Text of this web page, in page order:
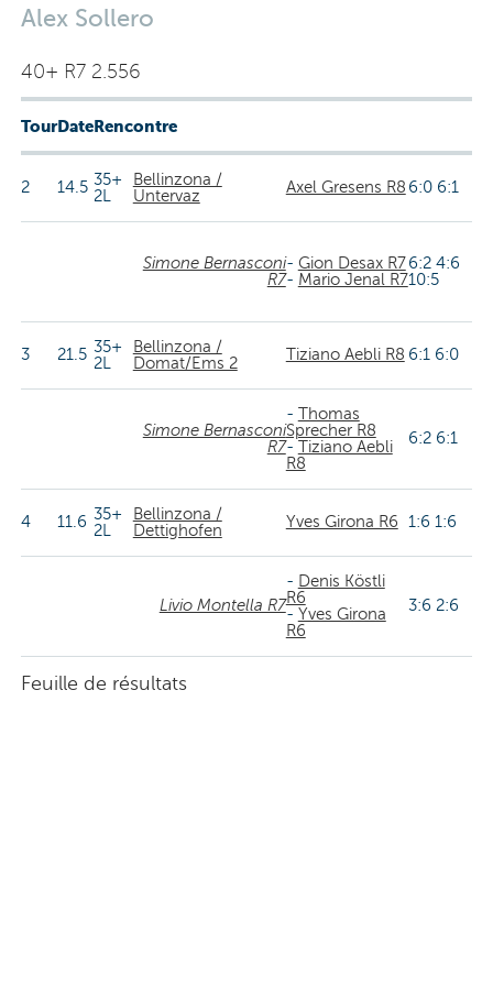
Alex Sollero
40+ R7 2.556
TourDateRencontre
2 14.5 35+
2L
Bellinzona /
Untervaz
Axel Gresens R8 6:0 6:1
Simone Bernasconi
R7
- Gion Desax R7
- Mario Jenal R7
6:2 4:6
10:5
3 21.5 35+
2L
Bellinzona /
Domat/Ems 2
Tiziano Aebli R8 6:1 6:0
Simone Bernasconi
R7
- Thomas
Sprecher R8
- Tiziano Aebli
R8
6:2 6:1
4 11.6 35+
2L
Bellinzona /
Dettighofen
Yves Girona R6 1:6 1:6
Livio Montella R7
- Denis Köstli
R6
- Yves Girona
R6
3:6 2:6
Feuille de résultats